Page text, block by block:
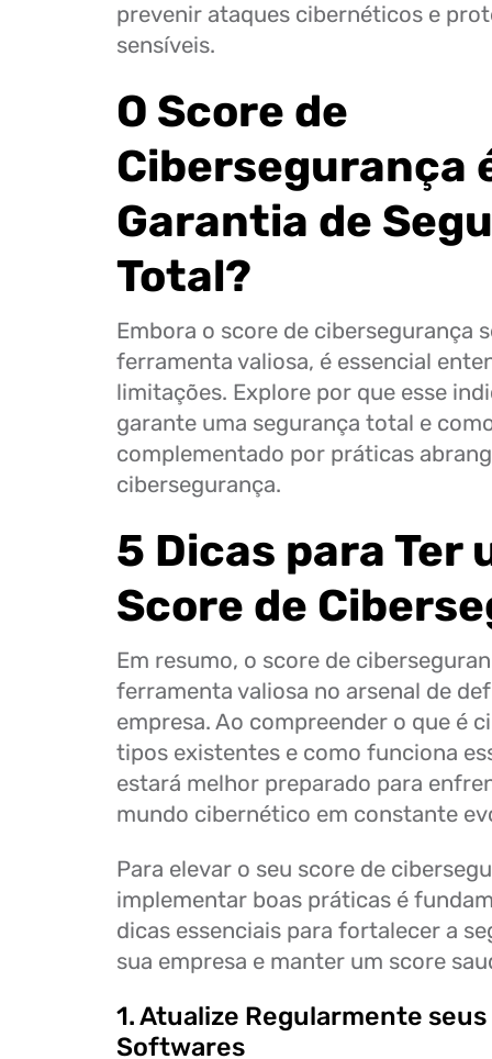
prevenir ataques cibernéticos e
sensíveis.
O Score de
Cibersegurança
Garantia de
Total?
Embora o score de cibersegurança
ferramenta valiosa, é essencial
limitações. Explore por que esse
garante uma segurança total e
complementado por práticas
cibersegurança.
5 Dicas para Ter
Score de
Em resumo, o score de
ferramenta valiosa no arsenal de
empresa. Ao compreender o que é
tipos existentes e como funciona
estará melhor preparado para
mundo cibernético em constante
Para elevar o seu score de
implementar boas práticas é
dicas essenciais para fortalecer a
sua empresa e manter um score
1. Atualize Regularmente
Softwares